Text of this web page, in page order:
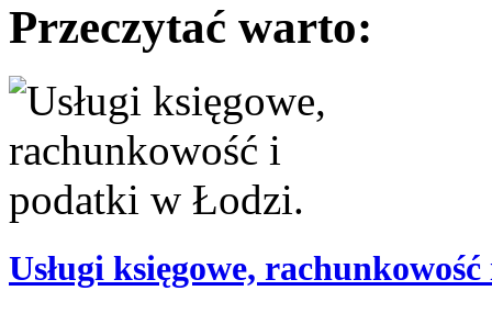
Przeczytać warto:
Usługi księgowe,